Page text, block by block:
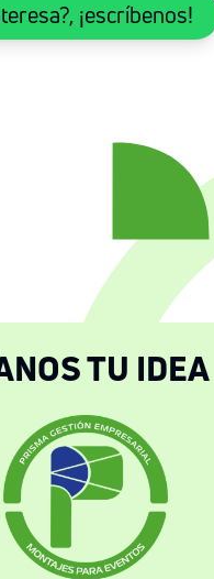
¡escríbenos!
TU IDEA